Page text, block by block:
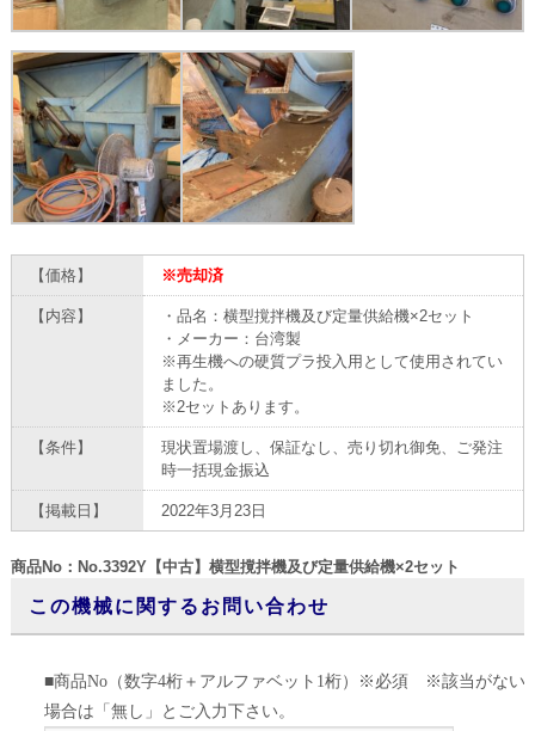
【価格】 ※売却済
【内容】
・品名：横型撹拌機及び定量供給機×2セット
・メーカー：台湾製
※再生機への硬質プラ投入用として使用されてい
ました。
※2セットあります。
【条件】
現状置場渡し、保証なし、売り切れ御免、ご発注
時一括現金振込
【掲載日】 2022年3月23日
商品No：No.3392Y【中古】横型撹拌機及び定量供給機×2セット
この機械に関するお問い合わせ